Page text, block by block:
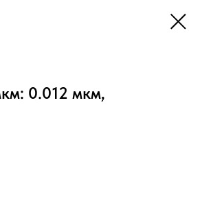
0.012 мкм,